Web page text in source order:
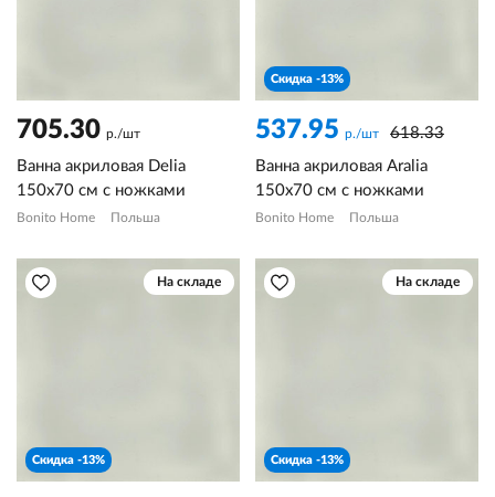
705.30 р./шт
Ванна акриловая Delia
150х70 см с ножками
Bonito Home Польша
Скидка -13%
537.95 р./шт
618.33
Ванна акриловая Aralia
150х70 см с ножками
Bonito Home Польша
На складе
Скидка -13%
На складе
Скидка -13%